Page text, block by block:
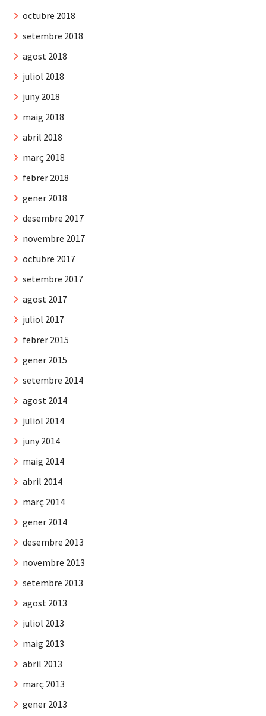
octubre 2018
setembre 2018
agost 2018
juliol 2018
juny 2018
maig 2018
abril 2018
març 2018
febrer 2018
gener 2018
desembre 2017
novembre 2017
octubre 2017
setembre 2017
agost 2017
juliol 2017
febrer 2015
gener 2015
setembre 2014
agost 2014
juliol 2014
juny 2014
maig 2014
abril 2014
març 2014
gener 2014
desembre 2013
novembre 2013
setembre 2013
agost 2013
juliol 2013
maig 2013
abril 2013
març 2013
gener 2013